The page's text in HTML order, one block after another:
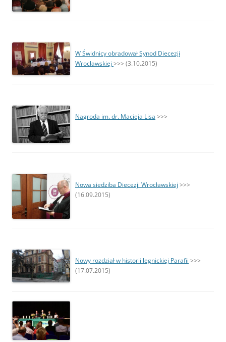
W Świdnicy obradował Synod Diecezji
Wrocławskiej >>> (3.10.2015)
Nagroda im. dr. Macieja Lisa >>>
Nowa siedziba Diecezji Wrocławskiej >>>
(16.09.2015)
Nowy rozdział w historii legnickiej Parafii >>>
(17.07.2015)